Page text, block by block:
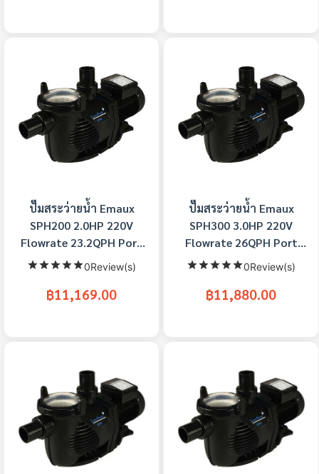
ปั๊มสระว่ายน้ำ Emaux
SPH200 2.0HP 220V
Flowrate 23.2QPH Port
1.5/2 inch0Review(s)
฿11,169.00
ปั๊มสระว่ายน้ำ Emaux
SPH300 3.0HP 220V
Flowrate 26QPH Port
1.5/2 inch0Review(s)
฿11,880.00